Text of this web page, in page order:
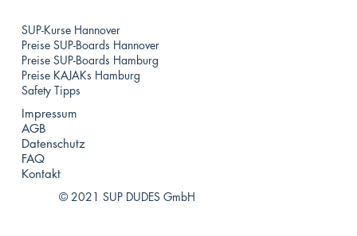
SUP-Kurse Hannover
Preise SUP-Boards Hannover
Preise SUP-Boards Hamburg
Preise KAJAKs Hamburg
Safety Tipps
Impressum
AGB
Datenschutz
FAQ
Kontakt
© 2021 SUP DUDES GmbH